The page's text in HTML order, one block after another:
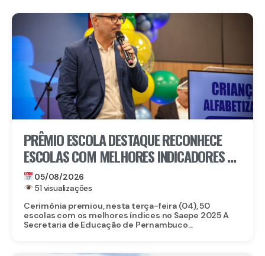
PRÊMIO ESCOLA DESTAQUE RECONHECE
ESCOLAS COM MELHORES INDICADORES DE
ALFABETIZAÇÃO EM PERNAMBUCO
05/08/2026
51 visualizações
Cerimônia premiou, nesta terça-feira (04), 50
escolas com os melhores índices no Saepe 2025 A
Secretaria de Educação de Pernambuco...